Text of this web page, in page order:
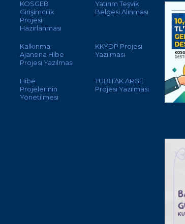
KOSGEB
Girişimcilik
Projesi
Hazırlanması
Yatırım Teşvik
Belgesi Alınması
Kalkınma
Ajansına Hibe
Projesi Yazılması
KKYDP Projesi
Yazılması
Hibe
Projelerinin
Yönetilmesi
TUBİTAK ARGE
Projesi Yazılması